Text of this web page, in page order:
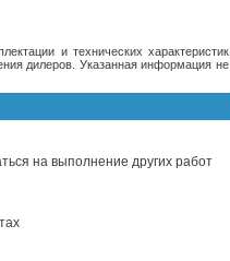
и технических характеристик
дилеров. Указанная информация не
на выполнение других работ